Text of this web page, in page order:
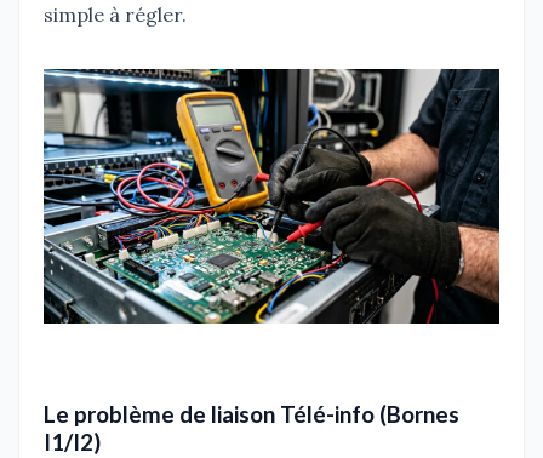
simple à régler.
Le problème de liaison Télé-info (Bornes
I1/I2)